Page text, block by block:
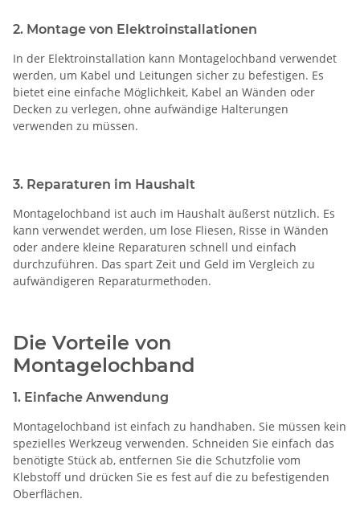
2. Montage von Elektroinstallationen
In der Elektroinstallation kann Montagelochband verwendet
werden, um Kabel und Leitungen sicher zu befestigen. Es
bietet eine einfache Möglichkeit, Kabel an Wänden oder
Decken zu verlegen, ohne aufwändige Halterungen
verwenden zu müssen.
3. Reparaturen im Haushalt
Montagelochband ist auch im Haushalt äußerst nützlich. Es
kann verwendet werden, um lose Fliesen, Risse in Wänden
oder andere kleine Reparaturen schnell und einfach
durchzuführen. Das spart Zeit und Geld im Vergleich zu
aufwändigeren Reparaturmethoden.
Die Vorteile von
Montagelochband
1. Einfache Anwendung
Montagelochband ist einfach zu handhaben. Sie müssen kein
spezielles Werkzeug verwenden. Schneiden Sie einfach das
benötigte Stück ab, entfernen Sie die Schutzfolie vom
Klebstoff und drücken Sie es fest auf die zu befestigenden
Oberflächen.